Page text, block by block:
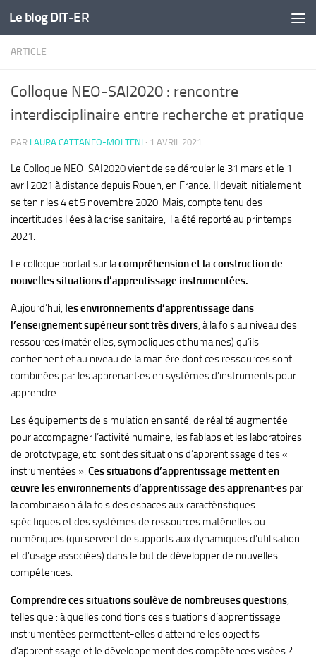
Skip to content
Le blog DIT-ER
ARTICLE
Colloque NEO-SAI2020 : rencontre
interdisciplinaire entre recherche et pratique
PAR LAURA CATTANEO-MOLTENI · 1 AVRIL 2021
Le Colloque NEO-SAI2020vient de se dérouler le 31 mars et le 1
avril 2021 à distance depuis Rouen, en France. Il devait initialement
se tenir les 4 et 5 novembre 2020. Mais, compte tenu des
incertitudes liées à la crise sanitaire, il a été reporté au printemps
2021.
Le colloque portait sur lacompréhension et la construction de
nouvelles situations d’apprentissage instrumentées.
Aujourd’hui, les environnements d’apprentissage dans
l’enseignement supérieur sont très divers, à la fois au niveau des
ressources (matérielles, symboliques et humaines) qu’ils
contiennent et au niveau de la manière dont ces ressources sont
combinées par les apprenant·es en systèmes d’instruments pour
apprendre.
Les équipements de simulation en santé, de réalité augmentée
pour accompagner l’activité humaine, les fablabs et les laboratoires
de prototypage, etc. sont des situations d’apprentissage dites «
instrumentées ». Ces situations d’apprentissage mettent en
œuvre les environnements d’apprentissage des apprenant·es par
la combinaison à la fois des espaces aux caractéristiques
spécifiques et des systèmes de ressources matérielles ou
numériques (qui servent de supports aux dynamiques d’utilisation
et d’usage associées) dans le but de développer de nouvelles
compétences.
Comprendre ces situations soulève de nombreuses questions,
telles que : à quelles conditions ces situations d’apprentissage
instrumentées permettent-elles d’atteindre les objectifs
d’apprentissage et le développement des compétences visées ?